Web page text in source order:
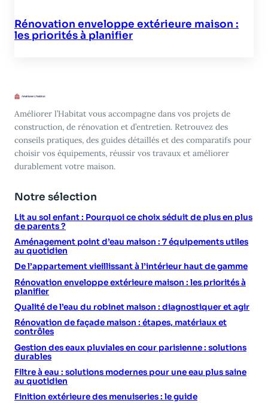
Rénovation enveloppe extérieure maison :
les priorités à planifier
Améliorer l’Habitat vous accompagne dans vos projets de
construction, de rénovation et d’entretien. Retrouvez des
conseils pratiques, des guides détaillés et des comparatifs pour
choisir vos équipements, réussir vos travaux et améliorer
durablement votre maison.
Notre sélection
Lit au sol enfant : Pourquoi ce choix séduit de plus en plus
de parents ?
Aménagement point d’eau maison : 7 équipements utiles
au quotidien
De l’appartement vieillissant à l’intérieur haut de gamme
Rénovation enveloppe extérieure maison : les priorités à
planifier
Qualité de l’eau du robinet maison : diagnostiquer et agir
Rénovation de façade maison : étapes, matériaux et
contrôles
Gestion des eaux pluviales en cour parisienne : solutions
durables
Filtre à eau : solutions modernes pour une eau plus saine
au quotidien
Finition extérieure des menuiseries : le guide